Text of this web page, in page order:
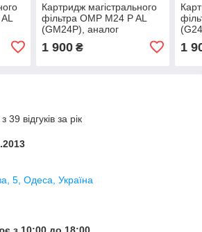
Картридж магістрального
фільтра OMP M24 P AL
(GM24P), аналог
Drytec, Ozen
1 900₴ 1
відгуків за рік
5, Одеса, Україна